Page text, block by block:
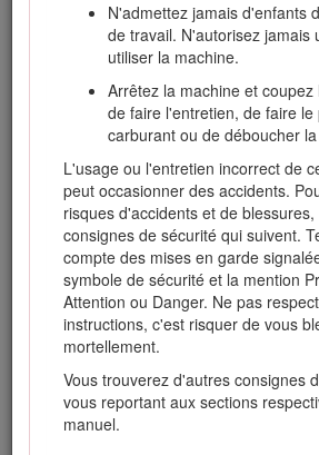
N'admettez jamais d'enfants
de travail. N'autorisez jamais
utiliser la machine.
Arrêtez la machine et
de faire l'entretien, de faire le
carburant ou de déboucher
L'usage ou l'entretien incorrect de
peut occasionner des accidents.
risques d'accidents et de
consignes de sécurité qui suivent.
compte des mises en garde
symbole de sécurité et la mention
Attention ou Danger. Ne pas
instructions, c'est risquer de vous
mortellement.
Vous trouverez d'autres consignes
vous reportant aux sections
manuel.
le service client Toro. Les numéros de
sont indiqués sur une plaque fixée au
sous le repose-pieds. Inscrivez les
réservé à cet effet.
Les mises en garde de ce manuel
potentiels et sont signalées par le
(Figure1), qui indique un danger
blessures graves ou mortelles si les
recommandées ne sont pas respectées.
Figure 1
Ce manuel utilise deux termes pour
renseignements essentiels.